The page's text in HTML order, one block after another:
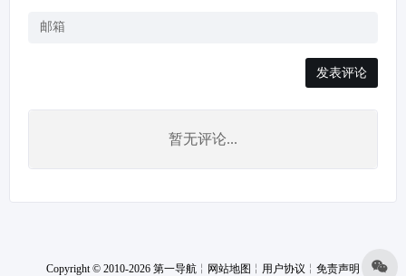
发表评论
暂无评论...
Copyright © 2010-2026 第一导航 ╎ 网站地图 ╎ 用户协议 ╎ 免责声明